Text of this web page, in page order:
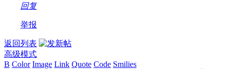
回复
举报
返回列表
高级模式
B Color Image Link Quote Code Smilies